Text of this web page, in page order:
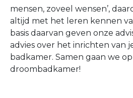
mensen, zoveel wensen’,
altijd met het leren kennen
basis daarvan geven onze
advies over het inrichten van
badkamer. Samen gaan we
droombadkamer!